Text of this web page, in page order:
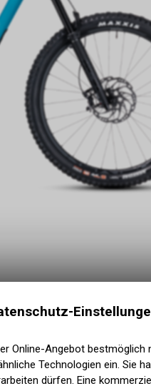
Online-Angebot
Technologien ein. Sie
dürfen. Eine